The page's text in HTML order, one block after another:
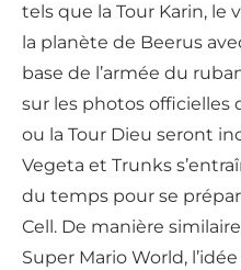
tels que la Tour Karin, le
la planète de Beerus
base de l’armée du
sur les photos officielles
ou la Tour Dieu seront
Vegeta et Trunks
du temps pour se
Cell. De manière
Super Mario World,